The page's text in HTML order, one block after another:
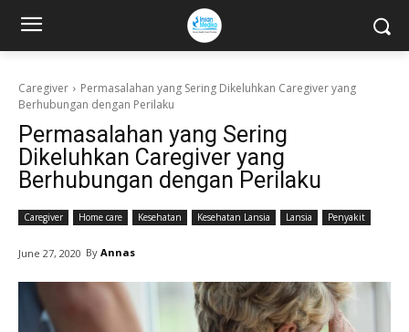
Caregiver
Permasalahan yang Sering Dikeluhkan Caregiver yang
Berhubungan dengan Perilaku
Permasalahan yang Sering
Dikeluhkan Caregiver yang
Berhubungan dengan Perilaku
Caregiver Home care Kesehatan Kesehatan Lansia Lansia Penyakit
June 27, 2020 By Annas